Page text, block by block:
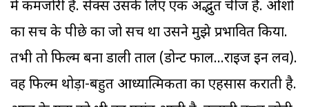
में कमजोरी है. सेक्स उसके लिए एक अद्भुत चीज है. ओशो
का सच के पीछे का जो सच था उसने मुझे प्रभावित किया.
तभी तो फिल्म बना डाली ताल (डोन्ट फाल...राइज इन लव).
वह फिल्म थोड़ा-बहुत आध्यात्मिकता का एहसास कराती है.